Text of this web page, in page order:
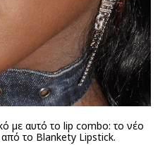
με αυτό το lip combo: το νέο
το Blankety Lipstick.